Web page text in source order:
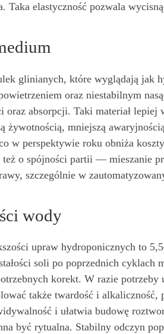
Taka elastyczność pozwala
glinianych, które wyglądają jak
oraz niestabilnym
oraz absorpcji. Taki materiał
żywotnością, mniejszą
w perspektywie roku obniża
o spójności partii — mieszanie
szczególnie w
wody
upraw hydroponicznych to
soli po poprzednich
korekt. W razie
także twardość i
i ułatwia budowę
być rytualna. Stabilny odczyn